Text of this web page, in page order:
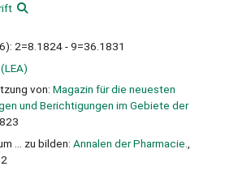
2=8.1824 - 9=36.1831
von: Magazin für die neuesten
und Berichtigungen im Gebiete der
... zu bilden: Annalen der Pharmacie.